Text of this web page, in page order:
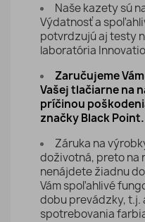
Naše kazety sú
Výdatnosť a
potvrdzujú aj testy
laboratória
Zaručujeme
Vašej tlačiarne na
príčinou
značky Black Point.
Záruka na
doživotná, preto na
nenájdete žiadnu
Vám spoľahlivé
dobu prevádzky, t.j.
spotrebovania